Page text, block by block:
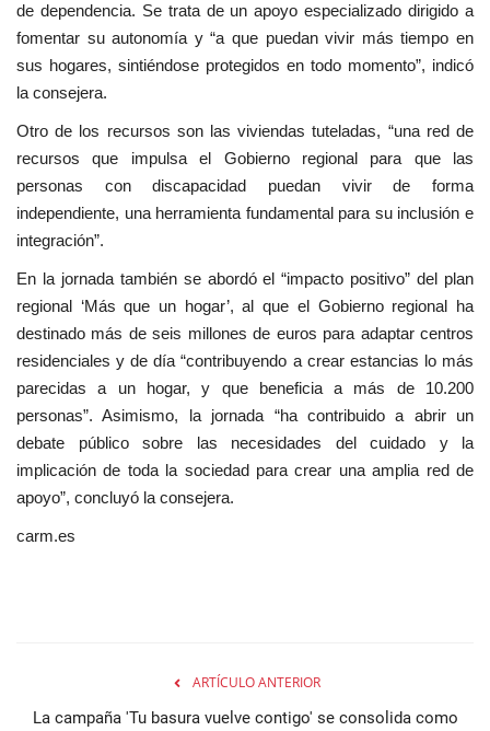
de dependencia. Se trata de un apoyo especializado dirigido a
fomentar su autonomía y “a que puedan vivir más tiempo en
sus hogares, sintiéndose protegidos en todo momento”, indicó
la consejera.
Otro de los recursos son las viviendas tuteladas, “una red de
recursos que impulsa el Gobierno regional para que las
personas con discapacidad puedan vivir de forma
independiente, una herramienta fundamental para su inclusión e
integración”.
En la jornada también se abordó el “impacto positivo” del plan
regional ‘Más que un hogar’, al que el Gobierno regional ha
destinado más de seis millones de euros para adaptar centros
residenciales y de día “contribuyendo a crear estancias lo más
parecidas a un hogar, y que beneficia a más de 10.200
personas”. Asimismo, la jornada “ha contribuido a abrir un
debate público sobre las necesidades del cuidado y la
implicación de toda la sociedad para crear una amplia red de
apoyo”, concluyó la consejera.
carm.es
ARTÍCULO ANTERIOR
La campaña 'Tu basura vuelve contigo' se consolida como